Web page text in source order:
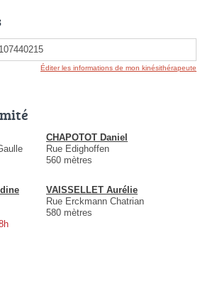
Éditer les informations de mon kinésithérapeute
CHAPOTOT Daniel
Rue Edighoffen
560 mètres
VAISSELLET Aurélie
Rue Erckmann Chatrian
580 mètres